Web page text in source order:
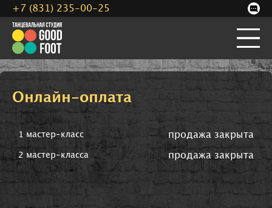
Онлайн-оплата
1 мастер-класс продажа закрыта
2 мастер-класса продажа закрыта
+7 (831) 235-00-25